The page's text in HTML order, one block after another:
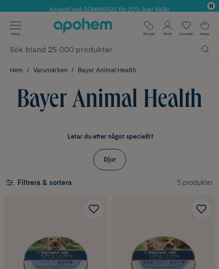
Årets Butik 2025 inom Skönhet
Använd kod: SOMMAR20 för 20% över 649kr
✓ Fri frakt
✓ Poäng på alla köp*
Meny Recept Profil Favoriter Kassa
Hem Varumärken Bayer Animal Health
Bayer Animal Health
Letar du efter något speciellt?
Djur
Filtrera & sortera 5 produkter